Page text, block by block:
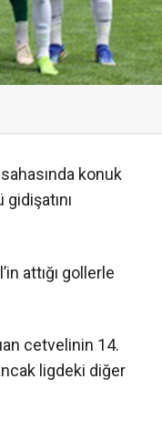
konuk
attığı gollerle
cetvelinin 14.
ligdeki diğer